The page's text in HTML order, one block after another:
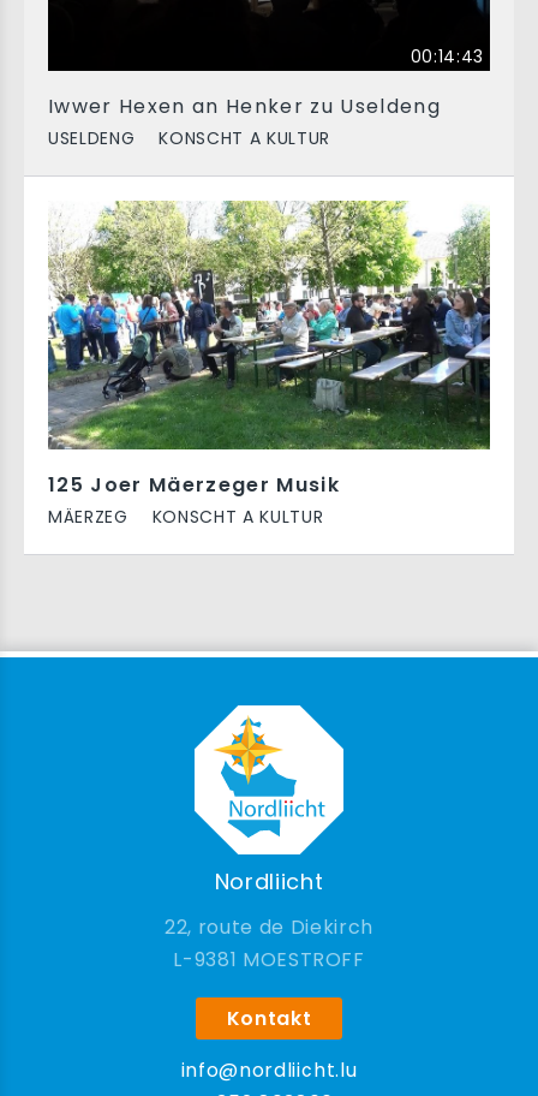
00:14:43
Iwwer Hexen an Henker zu Useldeng
USELDENG KONSCHT A KULTUR
125 Joer Mäerzeger Musik
MÄERZEG KONSCHT A KULTUR
Nordliicht
22, route de Diekirch
9381 MOESTROFF
Kontakt
info@nordliicht.lu